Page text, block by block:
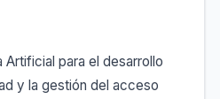
para el desarrollo
y la gestión del acceso